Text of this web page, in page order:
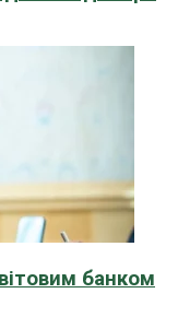
банком